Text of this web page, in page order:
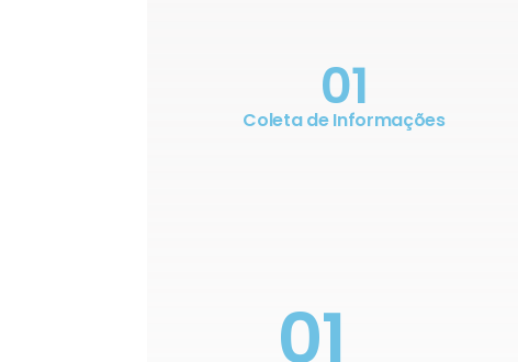
01
Coleta de Informações
01